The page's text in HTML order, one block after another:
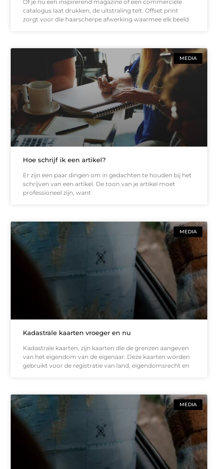
Of je nu een inspirerend magazine of een commerciële
catalogus laat drukken, de uitstraling telt. Offset print
zorgt voor die haarscherpe afwerking waarmee elk beeld
MEDIA
Hoe schrijf ik een artikel?
Er zijn een paar dingen om in gedachten te houden bij het
schrijven van een artikel. De toon van je artikel moet
professioneel zijn, want
MEDIA
Kadastrale kaarten vroeger en nu
Kadastrale kaarten, zijn kaarten die de grenzen aangeven
van het eigendom van de eigenaar. Deze kaarten worden
gebruikt voor de registratie van land, eigendomsrecht en
MEDIA